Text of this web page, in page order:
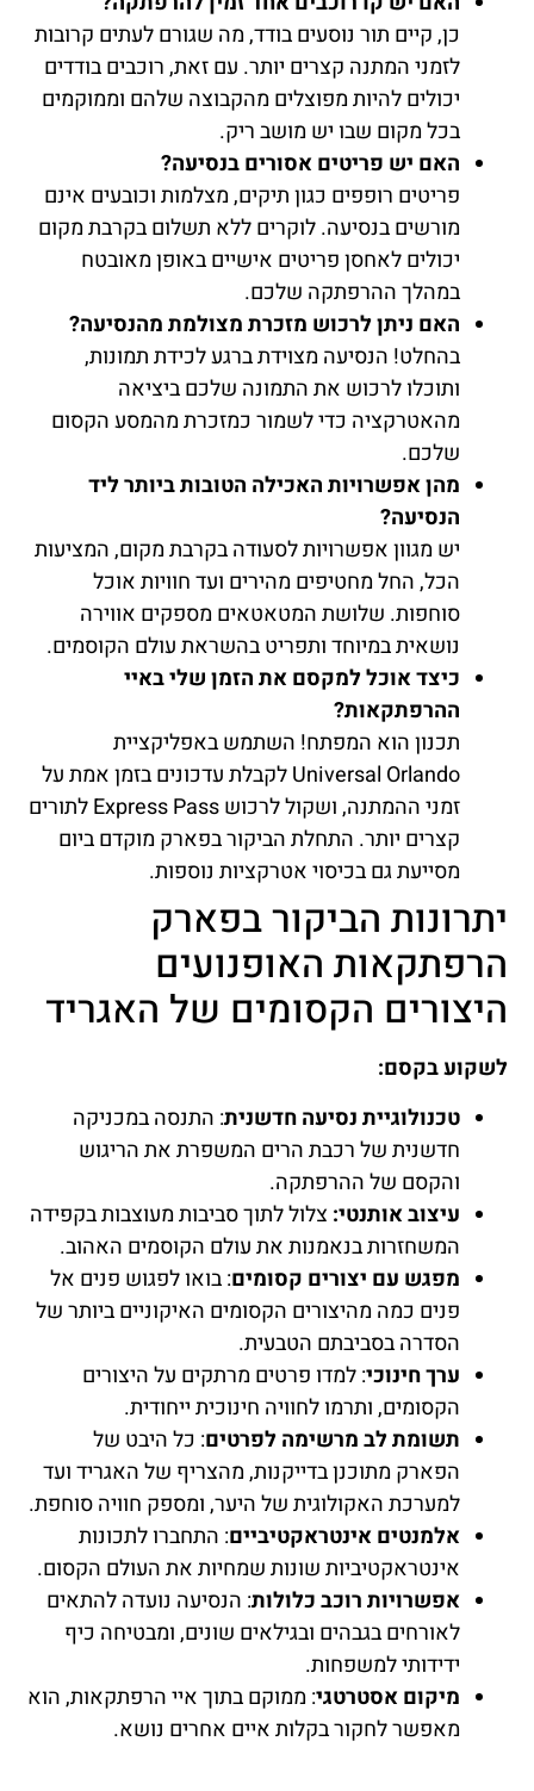
כן, קיים תור נוסעים בודד, מה שגורם לעתים קרובות
לזמני המתנה קצרים יותר. עם זאת, רוכבים בודדים
יכולים להיות מפוצלים מהקבוצה שלהם וממוקמים
בכל מקום שבו יש מושב ריק.
האם יש פריטים אסורים בנסיעה?
פריטים רופפים כגון תיקים, מצלמות וכובעים אינם
מורשים בנסיעה. לוקרים ללא תשלום בקרבת מקום
יכולים לאחסן פריטים אישיים באופן מאובטח
במהלך ההרפתקה שלכם.
האם ניתן לרכוש מזכרת מצולמת מהנסיעה?
בהחלט! הנסיעה מצוידת ברגע לכידת תמונות,
ותוכלו לרכוש את התמונה שלכם ביציאה
מהאטרקציה כדי לשמור כמזכרת מהמסע הקסום
שלכם.
מהן אפשרויות האכילה הטובות ביותר ליד
הנסיעה?
יש מגוון אפשרויות לסעודה בקרבת מקום, המציעות
הכל, החל מחטיפים מהירים ועד חוויות אוכל
סוחפות. שלושת המטאטאים מספקים אווירה
נושאית במיוחד ותפריט בהשראת עולם הקוסמים.
כיצד אוכל למקסם את הזמן שלי באיי
ההרפתקאות?
תכנון הוא המפתח! השתמש באפליקציית
Universal Orlando לקבלת עדכונים בזמן אמת על
זמני ההמתנה, ושקול לרכוש Express Pass לתורים
קצרים יותר. התחלת הביקור בפארק מוקדם ביום
מסייעת גם בכיסוי אטרקציות נוספות.
יתרונות הביקור בפארק
הרפתקאות האופנועים
היצורים הקסומים של האגריד
לשקוע בקסם:
טכנולוגיית נסיעה חדשנית: התנסה במכניקה
חדשנית של רכבת הרים המשפרת את הריגוש
והקסם של ההרפתקה.
עיצוב אותנטי: צלול לתוך סביבות מעוצבות בקפידה
המשחזרות בנאמנות את עולם הקוסמים האהוב.
מפגש עם יצורים קסומים: בואו לפגוש פנים אל
פנים כמה מהיצורים הקסומים האיקוניים ביותר של
הסדרה בסביבתם הטבעית.
ערך חינוכי: למדו פרטים מרתקים על היצורים
הקסומים, ותרמו לחוויה חינוכית ייחודית.
תשומת לב מרשימה לפרטים: כל היבט של
הפארק מתוכנן בדייקנות, מהצריף של האגריד ועד
למערכת האקולוגית של היער, ומספק חוויה סוחפת.
אלמנטים אינטראקטיביים: התחברו לתכונות
אינטראקטיביות שונות שמחיות את העולם הקסום.
אפשרויות רוכב כלולות: הנסיעה נועדה להתאים
לאורחים בגבהים ובגילאים שונים, ומבטיחה כיף
ידידותי למשפחות.
מיקום אסטרטגי: ממוקם בתוך איי הרפתקאות, הוא
מאפשר לחקור בקלות איים אחרים נושא.